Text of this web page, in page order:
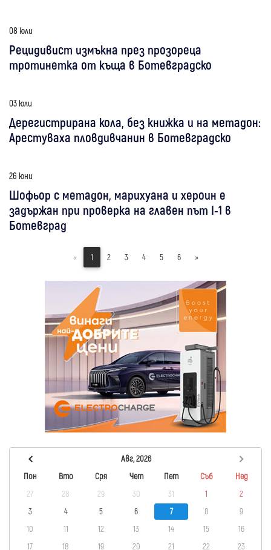
08 юли
Рецидивист измъкна през прозореца
тротинетка от къща в Ботевградско
03 юли
Дерегистрирана кола, без книжка и на метадон:
Арестуваха пловдивчанин в Ботевградско
26 юни
Шофьор с метадон, марихуана и хероин е
задържан при проверка на главен път I-1 в
Ботевград
« 1 2 3 4 5 6 »
Авг, 2026
Пон
Вто Сря Чет Пет Съб
Нед
27
28 29 30 31 1
2
3
4 5 6 7 8
9
10
11 12 13 14 15
16
17
18 19 20 21 22 23